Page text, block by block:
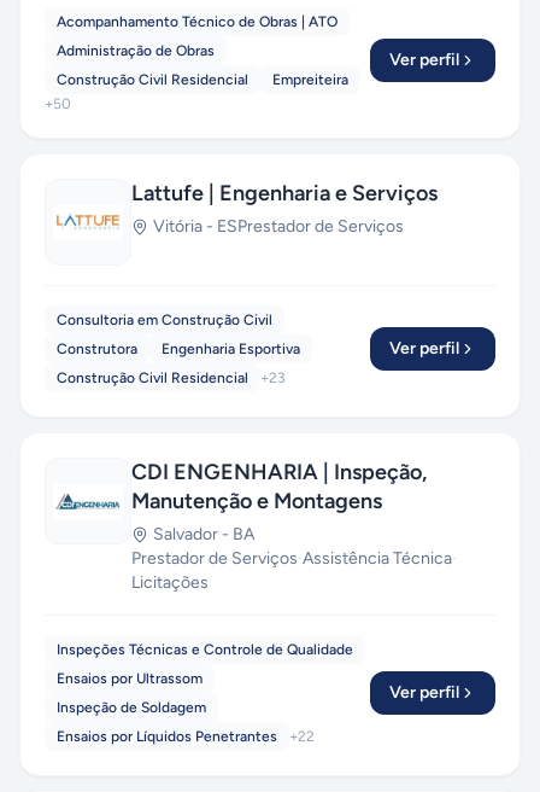
Acompanhamento Técnico de Obras | ATO
Administração de Obras
Construção Civil Residencial
Empreiteira
+50
Ver perfil
Lattufe | Engenharia e Serviços
Vitória - ESPrestador de Serviços
Consultoria em Construção Civil
Construtora
Engenharia Esportiva
Construção Civil Residencial
+23
Ver perfil
CDI ENGENHARIA | Inspeção,
Manutenção e Montagens
Salvador - BA
Prestador de Serviços·Assistência Técnica·
Licitações
Inspeções Técnicas e Controle de Qualidade
Ensaios por Ultrassom
Inspeção de Soldagem
Ensaios por Líquidos Penetrantes
+22
Ver perfil